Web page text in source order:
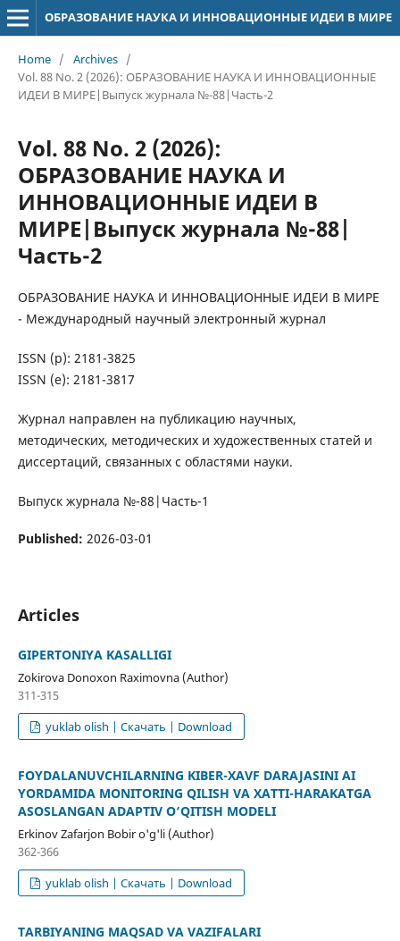
ОБРАЗОВАНИЕ НАУКА И ИННОВАЦИОННЫЕ ИДЕИ В МИРЕ
Home / Archives /
Vol. 88 No. 2 (2026): ОБРАЗОВАНИЕ НАУКА И ИННОВАЦИОННЫЕ
ИДЕИ В МИРЕ|Выпуск журнала №-88|Часть-2
Vol. 88 No. 2 (2026):
ОБРАЗОВАНИЕ НАУКА И
ИННОВАЦИОННЫЕ ИДЕИ В
МИРЕ|Выпуск журнала №-88|
Часть-2
ОБРАЗОВАНИЕ НАУКА И ИННОВАЦИОННЫЕ ИДЕИ В МИРЕ
- Международный научный электронный журнал
ISSN (р): 2181-3825
ISSN (е): 2181-3817
Журнал направлен на публикацию научных,
методических, методических и художественных статей и
диссертаций, связанных с областями науки.
Выпуск журнала №-88|Часть-1
Published: 2026-03-01
Articles
GIPERTONIYA KASALLIGI
Zokirova Donoxon Raximovna (Author)
311-315
yuklab olish | Скачать | Download
FOYDALANUVCHILARNING KIBER-XAVF DARAJASINI AI
YORDAMIDA MONITORING QILISH VA XATTI-HARAKATGA
ASOSLANGAN ADAPTIV O‘QITISH MODELI
Erkinov Zafarjon Bobir o'g'li (Author)
362-366
yuklab olish | Скачать | Download
TARBIYANING MAQSAD VA VAZIFALARI